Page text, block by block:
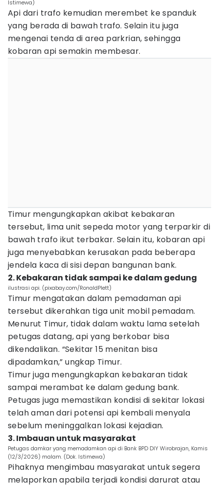
Istimewa)
Api dari trafo kemudian merembet ke spanduk
yang berada di bawah trafo. Selain itu juga
mengenai tenda di area parkrian, sehingga
kobaran api semakin membesar.
Timur mengungkapkan akibat kebakaran
tersebut, lima unit sepeda motor yang terparkir di
bawah trafo ikut terbakar. Selain itu, kobaran api
juga menyebabkan kerusakan pada beberapa
jendela kaca di sisi depan bangunan bank.
2. Kebakaran tidak sampai ke dalam gedung
ilustrasi api. (pixabay.com/RonaldPlett)
Timur mengatakan dalam pemadaman api
tersebut dikerahkan tiga unit mobil pemadam.
Menurut Timur, tidak dalam waktu lama setelah
petugas datang, api yang berkobar bisa
dikendalikan. “Sekitar 15 menitan bisa
dipadamkan,” ungkap Timur.
Timur juga mengungkapkan kebakaran tidak
sampai merambat ke dalam gedung bank.
Petugas juga memastikan kondisi di sekitar lokasi
telah aman dari potensi api kembali menyala
sebelum meninggalkan lokasi kejadian.
3. Imbauan untuk masyarakat
Petugas damkar yang memadamkan api di Bank BPD DIY Wirobrajan, Kamis
(12/3/2026) malam. (Dok. Istimewa)
Pihaknya mengimbau masyarakat untuk segera
melaporkan apabila terjadi kondisi darurat atau